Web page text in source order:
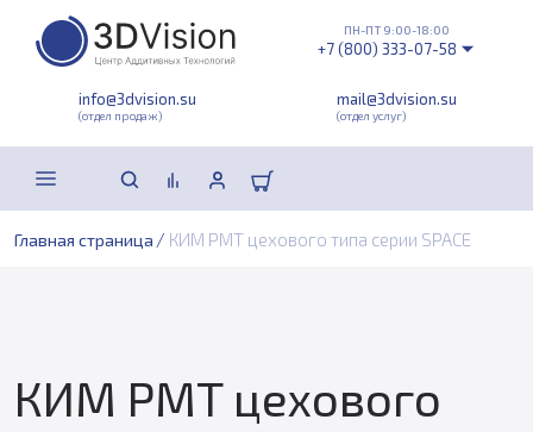
info@3dvision.su
(отдел продаж)
mail@3dvision.su
(отдел услуг)
ПН-ПТ 9:00-18:00
+7 (800) 333-07-58
Главная страница / КИМ PMT цехового типа серии SPACE
КИМ PMT цехового